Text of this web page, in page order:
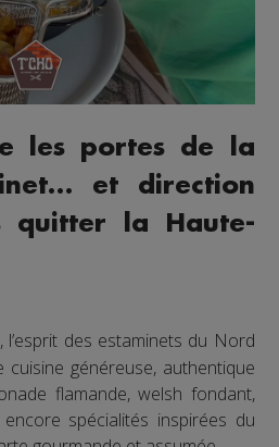
les portes de la
et direction
quitter la Haute-
, l’esprit des estaminets du Nord
cuisine généreuse, authentique
flamande, welsh fondant,
spécialités inspirées du